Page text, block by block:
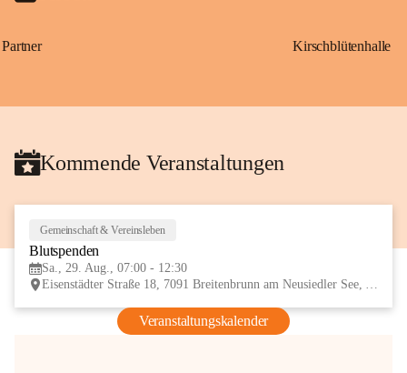
Partner Kirschblütenhalle
Kommende Veranstaltungen
Gemeinschaft & Vereinsleben
Blutspenden
Sa., 29. Aug., 07:00 - 12:30
Eisenstädter Straße 18, 7091 Breitenbrunn am Neusiedler See, AUT
Veranstaltungskalender